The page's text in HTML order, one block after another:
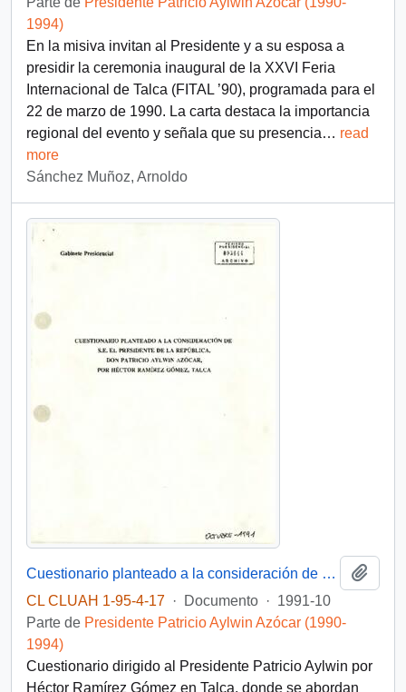
1994)
En la misiva invitan al Presidente y a su esposa a
presidir la ceremonia inaugural de la XXVI Feria
Internacional de Talca (FITAL ’90), programada para el
22 de marzo de 1990. La carta destaca la importancia
regional del evento y señala que su presencia… read
more
Sánchez Muñoz, Arnoldo
Cuestionario planteado a la consideración de S.E. El Presidente de la República, Don Patricio Aylwin Azócar, por Héctor Ramírez Gómez, Talca
CL CLUAH 1-95-4-17 · Documento · 1991-10
Parte de Presidente Patricio Aylwin Azócar (1990-
1994)
Cuestionario dirigido al Presidente Patricio Aylwin por
Héctor Ramírez Gómez en Talca, donde se abordan